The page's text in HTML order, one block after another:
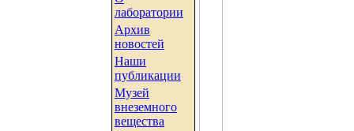
лаборатории
Архив
новостей
Наши
публикации
Музей
внеземного
вещества